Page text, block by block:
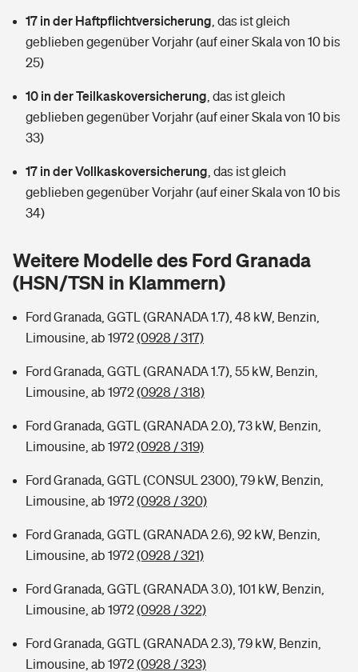
Wer versichert was: Jetzt Versicherer finden
Sie haben Fragen?
Mietkautionsversicherung
Restkreditversicherung
Zur Übersicht
Hochwasser-Check: Wie gefährdet ist Ihr Haus?
Wer versichert was: Jetzt Versicherer finden
Sie haben Fragen?
Reiseversicherung
Handyversicherung
Private Cyberversicherung
Musikinstrumentenversicherung
Zur Übersicht
Typklassen: So ist Ihr Auto eingestuft
Sie haben Fragen?
Zur Übersicht
Wer versichert was: Jetzt Versicherer finden
Sie haben Fragen?
Rentenrechner: Wie viel Geld bekomme ich im Alter?
17 in der Haftpflichtversicherung das ist gleich
geblieben gegenüber Vorjahr (auf einer Skala von 10 bis
25)
10 in der Teilkaskoversicherung das ist gleich
geblieben gegenüber Vorjahr (auf einer Skala von 10 bis
33)
17 in der Vollkaskoversicherung das ist gleich
geblieben gegenüber Vorjahr (auf einer Skala von 10 bis
34)
Weitere Modelle des Ford Granada
(HSN/TSN in Klammern)
Ford Granada, GGTL (GRANADA 1.7), 48 kW, Benzin,
Limousine, ab 1972(0928 / 317)
Ford Granada, GGTL (GRANADA 1.7), 55 kW, Benzin,
Limousine, ab 1972(0928 / 318)
Ford Granada, GGTL (GRANADA 2.0), 73 kW, Benzin,
Limousine, ab 1972(0928 / 319)
Ford Granada, GGTL (CONSUL 2300), 79 kW, Benzin,
Limousine, ab 1972(0928 / 320)
Ford Granada, GGTL (GRANADA 2.6), 92 kW, Benzin,
Limousine, ab 1972(0928 / 321)
Ford Granada, GGTL (GRANADA 3.0), 101 kW, Benzin,
Limousine, ab 1972(0928 / 322)
Ford Granada, GGTL (GRANADA 2.3), 79 kW, Benzin,
Limousine, ab 1972(0928 / 323)